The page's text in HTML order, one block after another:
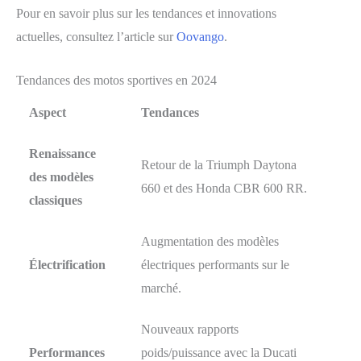
Pour en savoir plus sur les tendances et innovations
actuelles, consultez l’article sur Oovango.
Tendances des motos sportives en 2024
Aspect Tendances
Renaissance
des modèles
classiques
Retour de la Triumph Daytona
660 et des Honda CBR 600 RR.
Électrification
Augmentation des modèles
électriques performants sur le
marché.
Performances
Nouveaux rapports
poids/puissance avec la Ducati